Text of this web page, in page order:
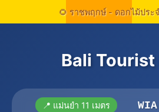
Bali Tourist
📍 แม่นยำ 11 เมตร